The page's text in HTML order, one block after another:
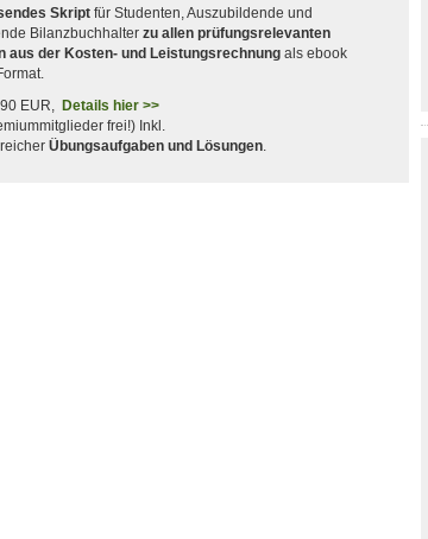
Skriptfür Studenten, Auszubildende und
Bilanzbuchhalter zu allen prüfungsrelevanten
aus der Kosten- und Leistungsrechnungals ebook
EUR, Details hier >>
frei!) Inkl.
Übungsaufgaben und Lösungen.